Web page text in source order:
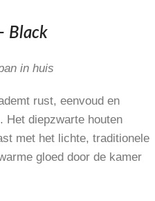
Black
in huis
rust, eenvoud en
Het diepzwarte houten
met het lichte, traditionele
gloed door de kamer